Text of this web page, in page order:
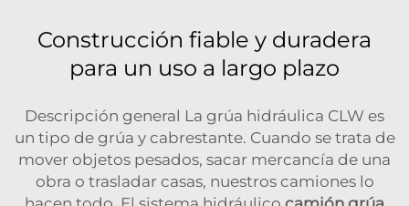
Construcción fiable y duradera
para un uso a largo plazo
Descripción general La grúa hidráulica CLW es
un tipo de grúa y cabrestante. Cuando se trata de
mover objetos pesados, sacar mercancía de una
obra o trasladar casas, nuestros camiones lo